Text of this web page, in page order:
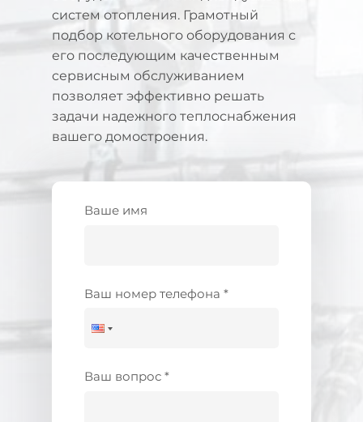
Ваше имя
Ваш номер телефона *
Ваш вопрос *
систем отопления. Грамотный
подбор котельного оборудования с
его последующим качественным
сервисным обслуживанием
позволяет эффективно решать
задачи надежного теплоснабжения
вашего домостроения.